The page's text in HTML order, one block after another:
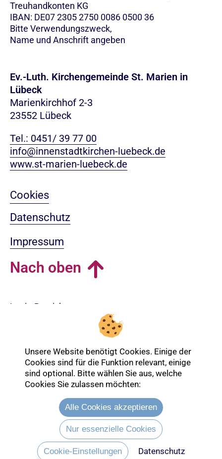
Treuhandkonten KG
IBAN: DE07 2305 2750 0086 0500 36
Bitte Verwendungszweck,
Name und Anschrift angeben
Ev.-Luth. Kirchengemeinde St. Marien in
Lübeck
Marienkirchhof 2-3
23552 Lübeck
Tel.: 0451/ 39 77 00
info@innenstadtkirchen-luebeck.de
www.st-marien-luebeck.de
Cookies
Datenschutz
Impressum
Nach oben
Login-Bereich
Entdecken Sie mehr über die Ev.
Unsere Website benötigt Cookies. Einige der
Cookies sind für die Funktion relevant, einige
sind optional. Bitte wählen Sie aus, welche
Cookies Sie zulassen möchten:
Alle Cookies akzeptieren
Nur essenzielle Cookies
Cookie-Einstellungen Datenschutz